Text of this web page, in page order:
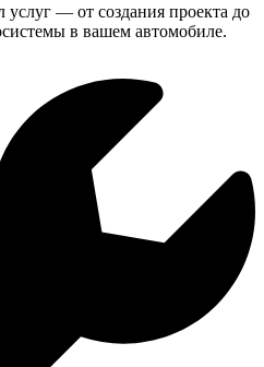
— от создания проекта до
в вашем автомобиле.